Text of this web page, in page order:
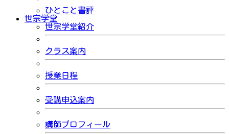
ひとこと書評
世宗学堂
世宗学堂紹介
クラス案内
授業日程
受講申込案内
講師プロフィール